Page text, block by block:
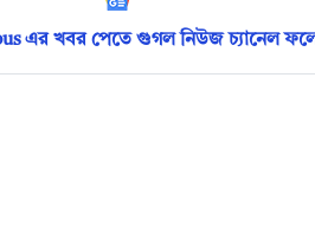
এর খবর পেতে গুগল নিউজ চ্যানেল